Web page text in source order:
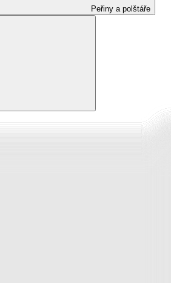
Peřiny a polštáře